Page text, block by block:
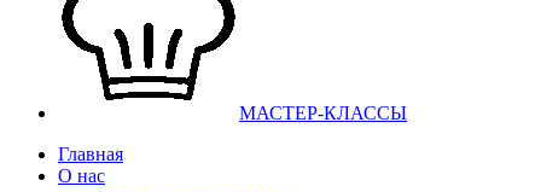
МАСТЕР-КЛАССЫ
Главная
О нас